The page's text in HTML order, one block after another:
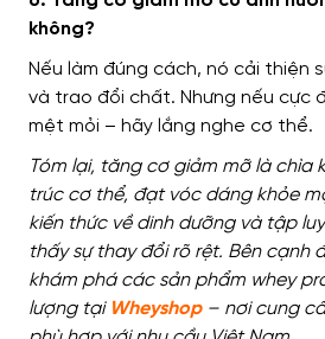
không?
Nếu làm đúng cách, nó cải thiện
và trao đổi chất. Nhưng nếu cực
mệt mỏi – hãy lắng nghe cơ thể.
Tóm lại, tăng cơ giảm mỡ là chìa
trúc cơ thể, đạt vóc dáng khỏe
kiến thức về dinh dưỡng và tập
thấy sự thay đổi rõ rệt. Bên cạnh
khám phá các sản phẩm whey
lượng tại Wheyshop– nơi cung